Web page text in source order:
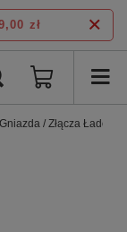
zł
Gniazda / Złącza